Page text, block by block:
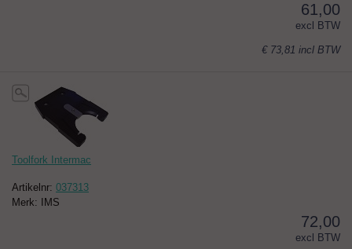
61,00
excl BTW
€ 73,81 incl BTW
Toolfork Intermac
Artikelnr: 037313
Merk: IMS
72,00
excl BTW